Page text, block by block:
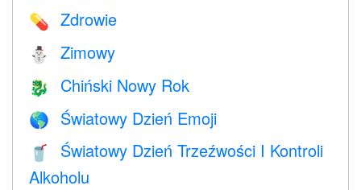
💊 Zdrowie
⛄ Zimowy
🐉 Chiński Nowy Rok
🌎 Światowy Dzień Emoji
🥤
Światowy Dzień Trzeźwości I Kontroli
Alkoholu